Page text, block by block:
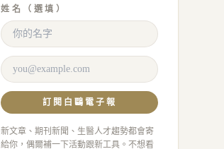
姓名（選填）
訂閱白鷗電子報
新文章、期刊新聞、生醫人才趨勢都會寄
給你，偶爾補一下活動跟新工具。不想看